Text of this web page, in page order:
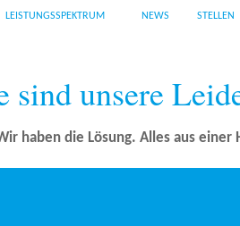
LEISTUNGSSPEKTRUM NEWS STELLEN
sind unsere
haben die Lösung. Alles aus einer